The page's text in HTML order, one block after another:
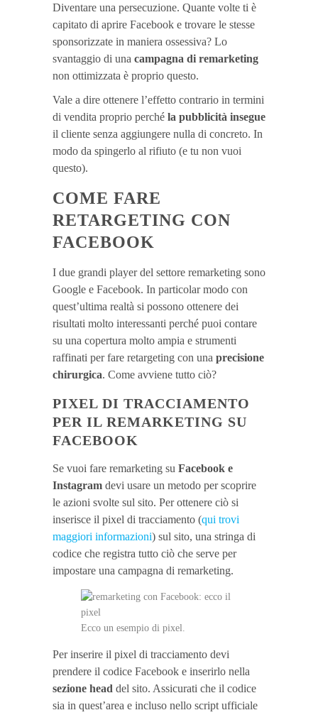
Diventare una persecuzione. Quante volte ti è
capitato di aprire Facebook e trovare le stesse
sponsorizzate in maniera ossessiva? Lo
svantaggio di una campagna di remarketing
non ottimizzata è proprio questo.
Vale a dire ottenere l’effetto contrario in termini
di vendita proprio perché la pubblicità insegue
il cliente senza aggiungere nulla di concreto. In
modo da spingerlo al rifiuto (e tu non vuoi
questo).
COME FARE
RETARGETING CON
FACEBOOK
I due grandi player del settore remarketing sono
Google e Facebook. In particolar modo con
quest’ultima realtà si possono ottenere dei
risultati molto interessanti perché puoi contare
su una copertura molto ampia e strumenti
raffinati per fare retargeting con una precisione
chirurgica. Come avviene tutto ciò?
PIXEL DI TRACCIAMENTO
PER IL REMARKETING SU
FACEBOOK
Se vuoi fare remarketing su Facebook e
Instagram devi usare un metodo per scoprire
le azioni svolte sul sito. Per ottenere ciò si
inserisce il pixel di tracciamento (qui trovi
maggiori informazioni) sul sito, una stringa di
codice che registra tutto ciò che serve per
impostare una campagna di remarketing.
Ecco un esempio di pixel.
Per inserire il pixel di tracciamento devi
prendere il codice Facebook e inserirlo nella
sezione head del sito. Assicurati che il codice
sia in quest’area e incluso nello script ufficiale